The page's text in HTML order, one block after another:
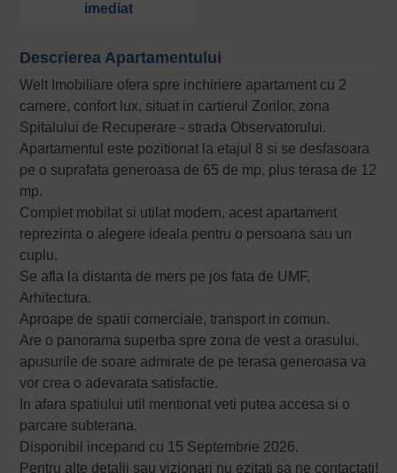
imediat
Descrierea Apartamentului
Welt Imobiliare ofera spre inchiriere apartament cu 2
camere, confort lux, situat in cartierul Zorilor, zona
Spitalului de Recuperare - strada Observatorului.
Apartamentul este pozitionat la etajul 8 si se desfasoara
pe o suprafata generoasa de 65 de mp, plus terasa de 12
mp.
Complet mobilat si utilat modern, acest apartament
reprezinta o alegere ideala pentru o persoana sau un
cuplu.
Se afla la distanta de mers pe jos fata de UMF,
Arhitectura.
Aproape de spatii comerciale, transport in comun.
Are o panorama superba spre zona de vest a orasului,
apusurile de soare admirate de pe terasa generoasa va
vor crea o adevarata satisfactie.
In afara spatiului util mentionat veti putea accesa si o
parcare subterana.
Disponibil incepand cu 15 Septembrie 2026.
Pentru alte detalii sau vizionari nu ezitati sa ne contactati!